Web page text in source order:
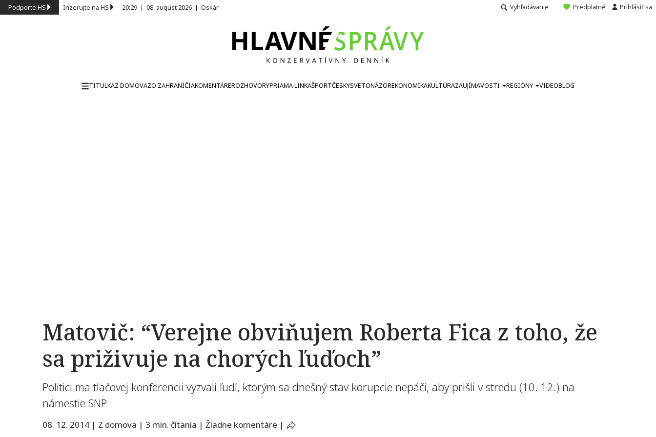
Podporte HS Inzerujte na HS 20:29 | 08. august 2026 | Oskár Vyhľadávanie Predplatné Prihlásiť sa
TITULKAZ DOMOVAZO ZAHRANIČIAKOMENTÁREROZHOVORYPRIAMA LINKAŠPORTČESKYSVETONÁZOREKONOMIKAKULTÚRAZAUJÍMAVOSTI REGIÓNY VIDEOBLOG
Matovič: “Verejne obviňujem Roberta Fica z toho, že
sa priživuje na chorých ľuďoch”
Politici ma tlačovej konferencii vyzvali ľudí, ktorým sa dnešný stav korupcie nepáči, aby prišli v stredu (10. 12.) na
námestie SNP
08. 12. 2014 | Z domova | 3 min. čítania | Žiadne komentáre |